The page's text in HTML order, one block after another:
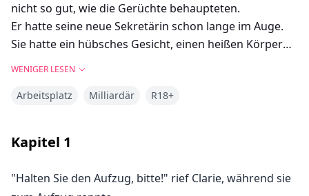
nicht so gut, wie die Gerüchte behaupteten.
Er hatte seine neue Sekretärin schon lange im Auge.
Sie hatte ein hübsches Gesicht, einen heißen Körper
nicht daran, in meinem Bett zu landen. Sonst setze ich
Clarie war schockiert, als sie diese arroganten Worte
hörte.
Ihr Chef schlief mit ihr.
WENIGER LESEN
Arbeitsplatz Milliardär R18+
Kapitel 1
"Halten Sie den Aufzug, bitte!" rief Clarie, während sie